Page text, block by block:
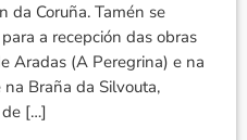
da Coruña. Tamén se
a recepción das obras
Aradas (A Peregrina) e na
Braña da Silvouta,
[…]